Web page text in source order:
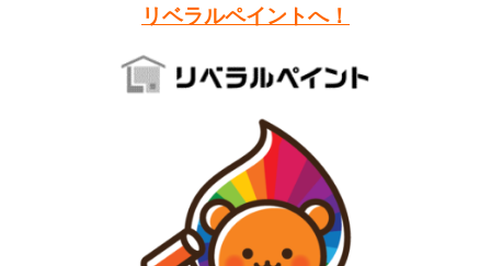
リベラルペイントへ！